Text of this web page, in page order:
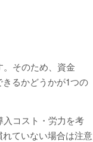
そのため、資金
るかどうかが1つの
コスト・労力を考
ていない場合は注意